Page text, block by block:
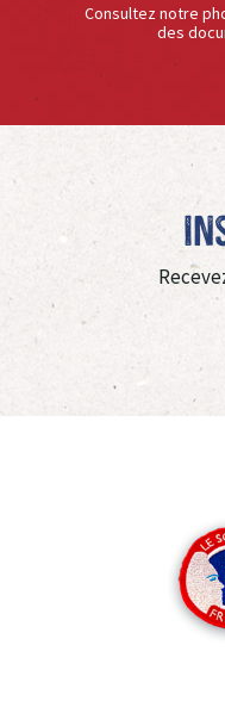
Consultez notre
des